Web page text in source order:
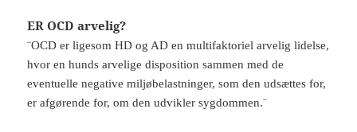
ER OCD arvelig?
¨OCD er ligesom HD og AD en multifaktoriel arvelig lidelse,
hvor en hunds arvelige disposition sammen med de
eventuelle negative miljøbelastninger, som den udsættes for,
er afgørende for, om den udvikler sygdommen.¨